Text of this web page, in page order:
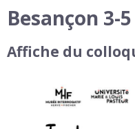
Besançon 3-
Affiche du